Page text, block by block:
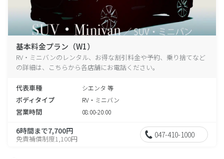
基本料金プラン（W1）
RV・ミニバンのレンタル、お得な割引料金や予約、乗り捨てなど
の詳細は、こちらから各店舗にお電話ください。
代表車種 シエンタ 等
ボディタイプ RV・ミニバン
営業時間 08:00-20:00
6時間まで7,700円
免責補償制度1,100円 047-410-1000